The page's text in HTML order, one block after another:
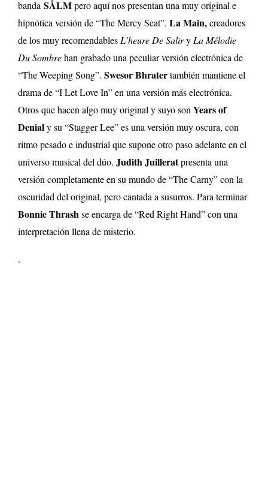
banda SÅLMpero aquí nos presentan una muy original e
hipnótica versión de “The Mercy Seat”. La Main,creadores
de los muy recomendablesL’heure De SaliryLa Mélodie
Du Sombrehan grabado una peculiar versión electrónica de
“The Weeping Song”. Swesor Bhratertambién mantiene el
drama de “I Let Love In” en una versión más electrónica.
Otros que hacen algo muy original y suyo sonYears of
Denialy su “Stagger Lee” es una versión muy oscura, con
ritmo pesado e industrial que supone otro paso adelante en el
universo musical del dúo. Judith Juilleratpresenta una
versión completamente en su mundo de “The Carny” con la
oscuridad del original, pero cantada a susurros. Para terminar
Bonnie Thrashse encarga de “Red Right Hand” con una
interpretación llena de misterio.
.